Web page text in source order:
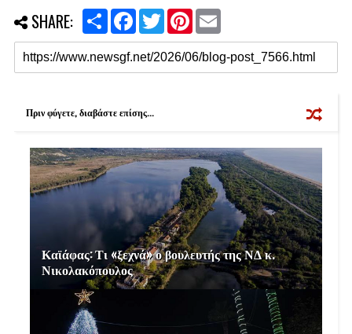
SHARE:
S
a
r
e
F
c
e
b
o
T
i
t
t
e
P
n
t
e
r
E
a
i
l
Πριν φύγετε, διαβάστε επίσης...
Καϊάφας: Τι «ξεχνά» ο βουλευτής της ΝΔ κ.
Νικολακόπουλος